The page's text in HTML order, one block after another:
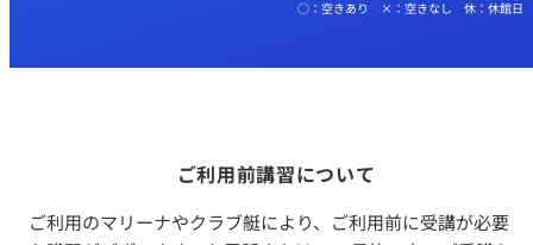
○：空きあり ×：空きなし 休：休館日
ご利用前講習について
ご利用のマリーナやクラブ艇により、ご利用前に受講が必要